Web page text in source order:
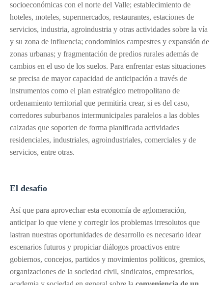
socioeconómicas con el norte del Valle; establecimiento de
hoteles, moteles, supermercados, restaurantes, estaciones de
servicios, industria, agroindustria y otras actividades sobre la vía
y su zona de influencia; condominios campestres y expansión de
zonas urbanas; y fragmentación de predios rurales además de
cambios en el uso de los suelos. Para enfrentar estas situaciones
se precisa de mayor capacidad de anticipación a través de
instrumentos como el plan estratégico metropolitano de
ordenamiento territorial que permitiría crear, si es del caso,
corredores suburbanos intermunicipales paralelos a las dobles
calzadas que soporten de forma planificada actividades
residenciales, industriales, agroindustriales, comerciales y de
servicios, entre otras.
El desafío
Así que para aprovechar esta economía de aglomeración,
anticipar lo que viene y corregir los problemas irresolutos que
lastran nuestras oportunidades de desarrollo es necesario idear
escenarios futuros y propiciar diálogos proactivos entre
gobiernos, concejos, partidos y movimientos políticos, gremios,
organizaciones de la sociedad civil, sindicatos, empresarios,